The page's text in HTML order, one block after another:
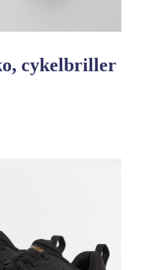
cykelbriller